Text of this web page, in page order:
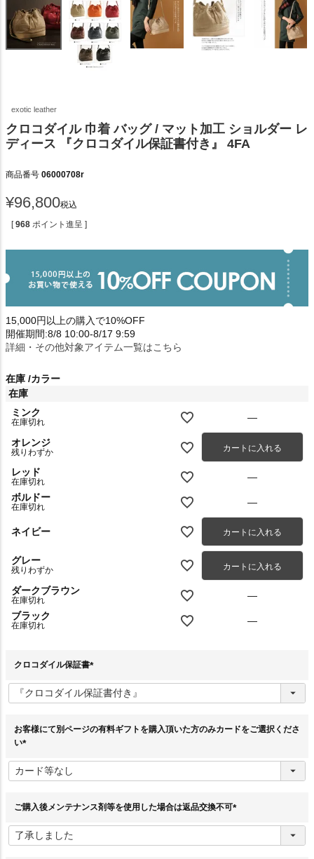
exotic leather
クロコダイル 巾着 バッグ / マット加工 ショルダー レ
ディース 『クロコダイル保証書付き』 4FA
商品番号 06000708r
¥96,800税込
[ 968 ポイント進呈 ]
15,000円以上の購入で10%OFF
開催期間:8/8 10:00-8/17 9:59
詳細・その他対象アイテム一覧はこちら
在庫 カラー
在庫
ミンク
在庫切れ —
オレンジ
残りわずか カートに入れる
レッド
在庫切れ
—
ボルドー
在庫切れ —
ネイビー カートに入れる
グレー
残りわずか カートに入れる
ダークブラウン
在庫切れ
—
ブラック
在庫切れ —
クロコダイル保証書
必
須
お客様にて別ページの有料ギフトを購入頂いた方のみカードをご選択くださ
い
必
須
ご購入後メンテナンス剤等を使用した場合は返品交換不可
須